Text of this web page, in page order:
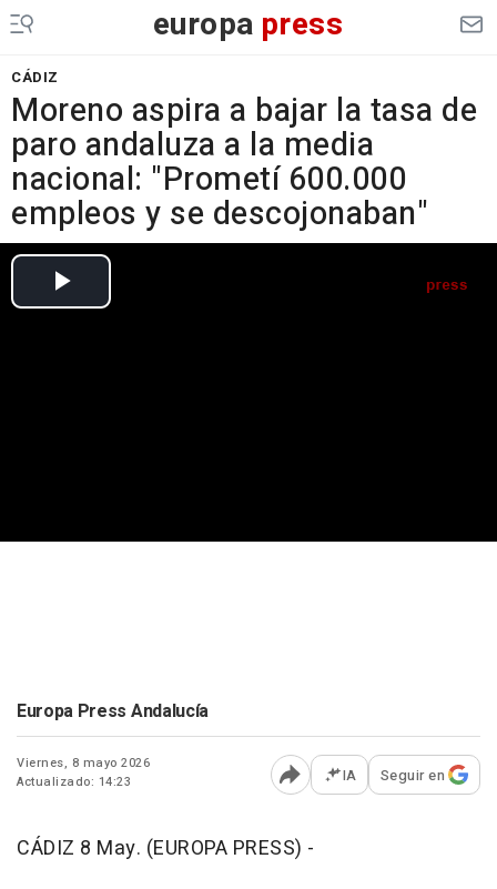
europa press
CÁDIZ
Moreno aspira a bajar la tasa de
paro andaluza a la media
nacional: "Prometí 600.000
empleos y se descojonaban"
Europa Press Andalucía
Viernes, 8 mayo 2026
Actualizado: 14:23
Abrir opciones para
IA Seguir en
CÁDIZ 8 May. (EUROPA PRESS) -